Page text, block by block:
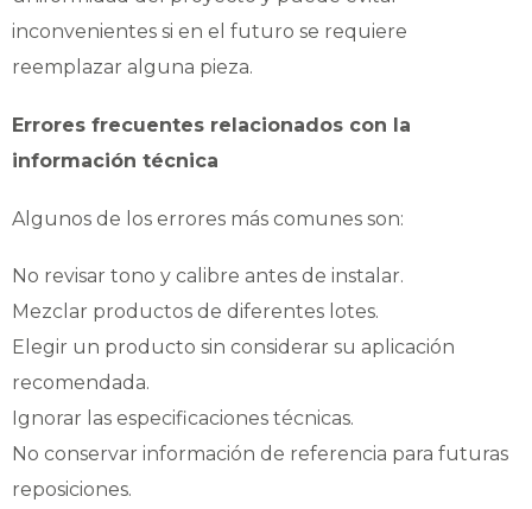
inconvenientes si en el futuro se requiere
reemplazar alguna pieza.
Errores frecuentes relacionados con la
información técnica
Algunos de los errores más comunes son:
No revisar tono y calibre antes de instalar.
Mezclar productos de diferentes lotes.
Elegir un producto sin considerar su aplicación
recomendada.
Ignorar las especificaciones técnicas.
No conservar información de referencia para futuras
reposiciones.